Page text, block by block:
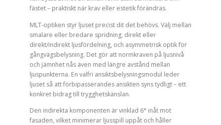
fästet – praktiskt när krav eller estetik förändras.
MLT-optiken styr ljuset precist dit det behövs. Välj mellan
smalare eller bredare spridning, direkt eller
direkt/indirekt ljusfördelning, och asymmetrisk optik för
gångvägsbelysning. Det gör att normkraven på ljusnivå
och jämnhet nås även med längre avstånd mellan
ljuspunkterna. En valfri ansiktsbelysningsmodul leder
ljuset så att förbipasserandes ansikten syns tydligt – ett
konkret bidrag till trygghetskänslan.
Den indirekta komponenten är vinklad 6° inåt mot
fasaden, vilket minimerar ljusspill uppåt och håller